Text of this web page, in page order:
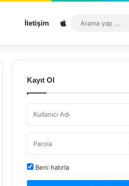
İletişim Sitemap
Kayıt Ol
Beni hatırla